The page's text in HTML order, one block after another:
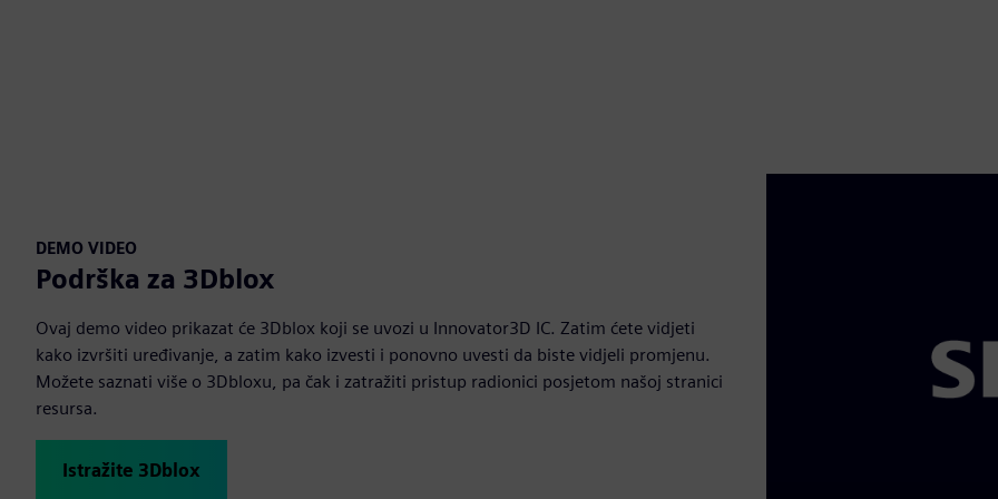
DEMO VIDEO
Podrška za 3Dblox
Ovaj demo video prikazat će 3Dblox koji se uvozi u Innovator3D IC. Zatim ćete vidjeti
kako izvršiti uređivanje, a zatim kako izvesti i ponovno uvesti da biste vidjeli promjenu.
Možete saznati više o 3Dbloxu, pa čak i zatražiti pristup radionici posjetom našoj stranici
resursa.
Istražite 3Dblox